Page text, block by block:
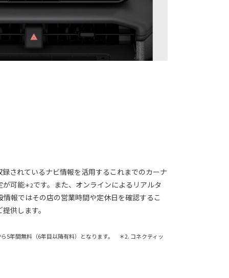
されているナビ情報を活用するこれまでのカーナ
が可能＊2です。また、オンラインによるリアルタ
報ではその店の営業時間や定休日を確認するこ
供します。
5年間無料（6年目以降有料）となります。 ＊2. コネクティッ